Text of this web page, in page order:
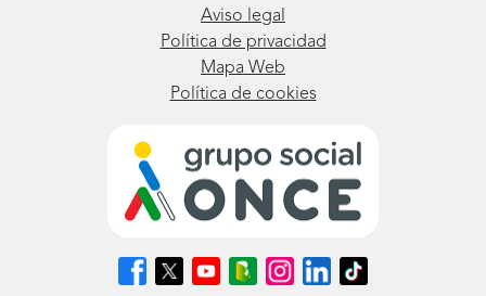
Aviso legal
Política de privacidad
Mapa Web
Política de cookies
Síguenos
en
Síguenos
en
Síguenos
en
Síguenos
en
Síguenos
en
Síguenos
en
Síguenos
en